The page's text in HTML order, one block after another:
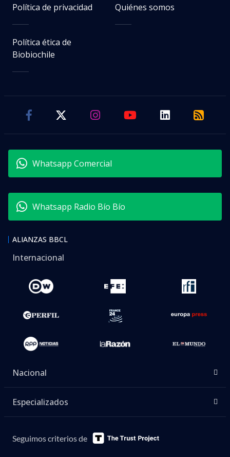
Política de privacidad Quiénes somos
Política ética de
Biobiochile
Whatsapp Comercial
Whatsapp Radio Bío Bío
ALIANZAS BBCL
Internacional
Nacional
Especializados
Seguimos criterios de